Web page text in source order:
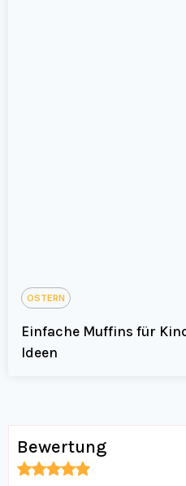
OSTERN
Einfache Muffins für
Ideen
Bewertung